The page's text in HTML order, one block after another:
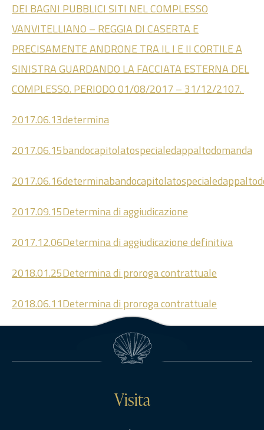
DEI BAGNI PUBBLICI SITI NEL COMPLESSO
VANVITELLIANO – REGGIA DI CASERTA E
PRECISAMENTE ANDRONE TRA IL I E II CORTILE A
SINISTRA GUARDANDO LA FACCIATA ESTERNA DEL
COMPLESSO. PERIODO 01/08/2017 – 31/12/2107.
2017.06.13determina
2017.06.15bandocapitolatospecialedappaltodomanda
2017.09.15Determina di aggiudicazione
2017.12.06Determina di aggiudicazione definitiva
2018.01.25Determina di proroga contrattuale
2018.06.11Determina di proroga contrattuale
Visita